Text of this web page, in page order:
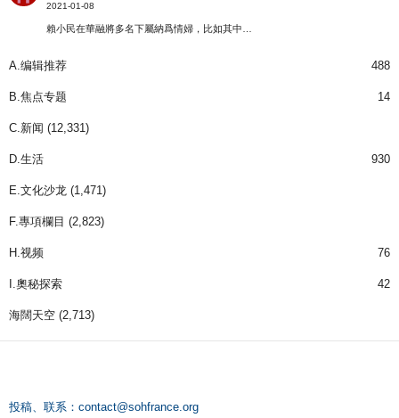
2021-01-08
賴小民在華融將多名下屬納爲情婦，比如其中…
A.编辑推荐 488
B.焦点专题 14
C.新闻 (12,331)
D.生活 930
E.文化沙龙 (1,471)
F.專項欄目 (2,823)
H.视频 76
I.奧秘探索 42
海闊天空 (2,713)
投稿、联系： contact@sohfrance.org